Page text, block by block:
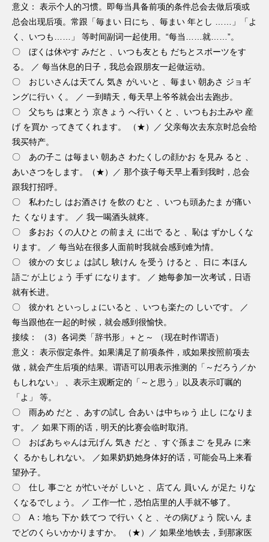
意义： 表示个人的习惯。即每当具备前项的条件总会去做后项或
总会出现后项。常跟「毎まい 日にち 、毎まい 年とし ……」「よ
く、いつも……」 等时间副词一起使用。“每当……就……”。
〇 ぼくは休やす みだと 、いつも友とも だちとスポーツをす
る。 ／ 每当休息的日子，我总会跟朋友一起做运动。
〇 おじいさんは天てん 気き がいいと 、毎まい 朝あさ ジョギ
ングに行い く。 ／ 一到晴天，每天早上爷爷就会出去跑步。
〇 父ちち は東とう 京きょう へ行い くと 、いつもお土みや 産
げ を買か ってきてくれます。 （★）／ 父亲每次去东京时总会给
我买特产。
〇 あの子こ は毎まい 朝あさ わたくしの顔かお を見み ると 、
あいさつをします。（★）／ 那个孩子每天早上看到我时，总会
跟我打招呼。
〇 私わたし はお酒さけ を飲の むと 、いつも頭あたま が痛い
た くなります。 ／ 我一喝酒头就疼。
〇 多おお くの人ひと の前まえ に出で ると 、恥は ずかしくな
ります。 ／ 每当站在很多人面前时我就会感到难为情。
〇 彼かの 女じょ は試し 験けん を受う けると 、日に 本ほん
語ご が上じょう 手ず になります。 ／ 她每参加一次考试，日语
就有长进。
〇 彼かれ といっしょにいると 、いつも楽たの しいです。 ／
每当跟他在一起的时候，就会感到很愉快。
接续： （3）各词类「辞书形」＋と～ （现在时作谓语）
意义： 表示假定条件。如果满足了前项条件，或如果按照前项去
做，就会产生后项的结果。谓语可以用表示推测的「～だろう／か
もしれない」 、表示主观断定的「～と思う」以及表示叮嘱的
「よ」 等。
〇 雨あめ だと 、あすの試し 合あい は中ちゅう 止し になりま
す。 ／ 如果下雨的话，明天的比赛会临时取消。
〇 おばあちゃんは元げん 気き だと 、すぐ孫まご を見み に来
く るかもしれない。 ／如果奶奶她身体好的话，可能会马上来看
望孙子。
〇 仕し 事ごと が忙いそが しいと 、店てん 員いん が足た りな
くなるでしょう。 ／ 工作一忙，恐怕店里的人手就不够了。
〇 A：地ち 下か 鉄てつ で行い くと 、その病びょう 院いん ま
でどのくらいかかりますか。 （★）／ 如果坐地铁去，到那家医